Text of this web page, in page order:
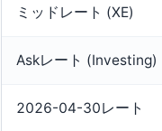
ミッドレート (XE)
Askレート (Investing)
2026-04-30レート